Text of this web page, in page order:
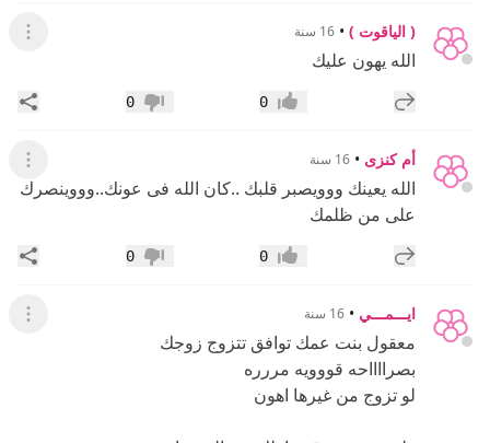
( الياقوت ) • 16 سنة عرض
الله يهون عليك
إضافة رد جديد إعجاب0 عدم إعجاب
0
أم كنزى • 16 سنة عرض
الله يعينك ووويصبر قلبك ..كان الله فى عونك..وووينصرك
على من ظلمك
إضافة رد جديد إعجاب0 عدم إعجاب
0
ايـــمـــي • 16 سنة عرض
معقول بنت عمك توافق تتزوج زوجك
بصرااااحه قووويه مررره
لو تزوج من غيرها اهون